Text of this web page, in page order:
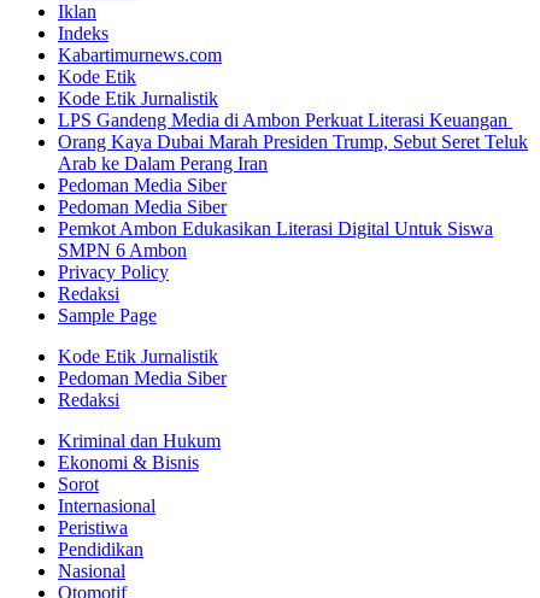
Iklan
Indeks
Kabartimurnews.com
Kode Etik
Kode Etik Jurnalistik
LPS Gandeng Media di Ambon Perkuat Literasi Keuangan
Orang Kaya Dubai Marah Presiden Trump, Sebut Seret Teluk
Arab ke Dalam Perang Iran
Pedoman Media Siber
Pedoman Media Siber
Pemkot Ambon Edukasikan Literasi Digital Untuk Siswa
SMPN 6 Ambon
Privacy Policy
Redaksi
Sample Page
Kode Etik Jurnalistik
Pedoman Media Siber
Redaksi
Kriminal dan Hukum
Ekonomi & Bisnis
Sorot
Internasional
Peristiwa
Pendidikan
Nasional
Otomotif